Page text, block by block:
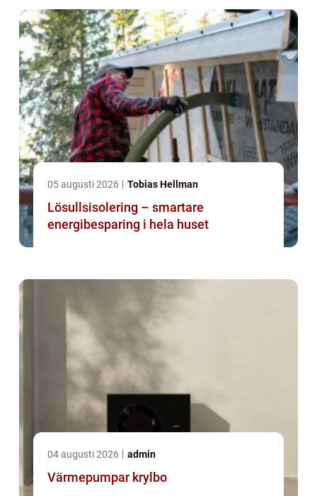
05 augusti 2026 Tobias Hellman
Lösullsisolering – smartare
energibesparing i hela huset
04 augusti 2026 admin
Värmepumpar krylbo